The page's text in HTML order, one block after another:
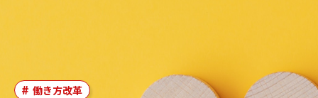
働き方改革